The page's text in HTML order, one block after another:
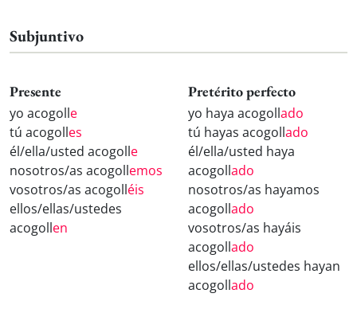
Subjuntivo
Presente
yo acogolle
tú acogolles
él/ella/usted acogolle
nosotros/as acogollemos
vosotros/as acogolléis
ellos/ellas/ustedes
acogollen
Pretérito perfecto
yo haya acogollado
tú hayas acogollado
él/ella/usted haya
acogollado
nosotros/as hayamos
acogollado
vosotros/as hayáis
acogollado
ellos/ellas/ustedes hayan
acogollado